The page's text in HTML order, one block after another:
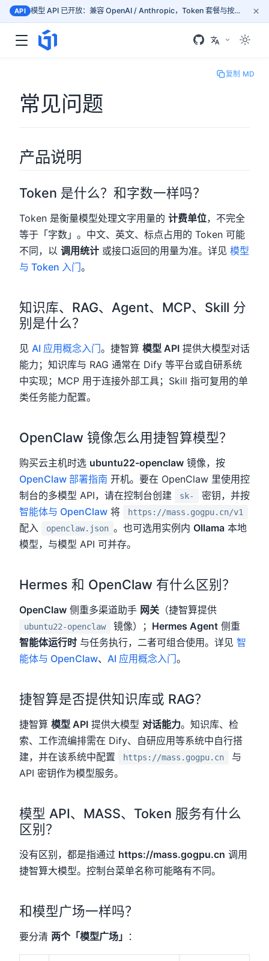
常见问题
产品说明
Token 是什么？和字数一样吗？
Token 是衡量模型处理文字用量的 计费单位，不完全
等于「字数」。中文、英文、标点占用的 Token 可能
不同，以 调用统计 或接口返回的用量为准。详见 模型
与 Token 入门。
知识库、RAG、Agent、MCP、Skill 分
别是什么？
见 AI 应用概念入门。捷智算 模型 API 提供大模型对话
能力；知识库与 RAG 通常在 Dify 等平台或自研系统
中实现；MCP 用于连接外部工具；Skill 指可复用的单
类任务能力配置。
OpenClaw 镜像怎么用捷智算模型？
购买云主机时选 ubuntu22-openclaw 镜像，按
OpenClaw 部署指南 开机。要在 OpenClaw 里使用控
制台的多模型 API，请在控制台创建
sk-
密钥，并按
智能体与 OpenClaw 将 https://mass.gogpu.cn/v1
配入 openclaw.json 。也可选用实例内 Ollama 本地
模型，与模型 API 可并存。
Hermes 和 OpenClaw 有什么区别？
OpenClaw 侧重多渠道助手 网关 （捷智算提供
ubuntu22-openclaw 镜像）； Hermes Agent 侧重
智能体运行时 与任务执行，二者可组合使用。详见 智
能体与 OpenClaw、 AI 应用概念入门。
捷智算是否提供知识库或 RAG？
捷智算 模型 API 提供大模型 对话能力。知识库、检
索、工作流编排需在 Dify、自研应用等系统中自行搭
建，并在该系统中配置
https://mass.gogpu.cn
与
API 密钥作为模型服务。
模型 API、MASS、Token 服务有什么
区别？
没有区别，都是指通过 https://mass.gogpu.cn 调用
捷智算大模型。控制台菜单名称可能略有不同。
和模型广场一样吗？
要分清 两个「模型广场」 ：
API 模型 API 已开放：兼容 OpenAI / Anthropic，Token 套餐与按量计费，按文档接入 mass.gogpu.cn ×
复制 MD